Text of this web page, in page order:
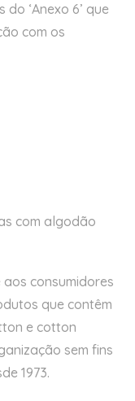
‘Anexo 6’ que
com os
com algodão
consumidores
que contêm
e cotton
sem fins
1973.